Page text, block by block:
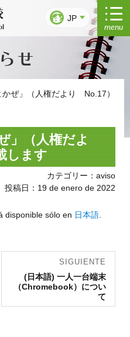
JP
menu
せ
ぜ」（人権だより No.17）
」（人権だよ
します
カテゴリー：aviso
投稿日：19 de enero de 2022
disponible sólo en 日本語
SIGUIENTE
Entrada
siguiente:
(日本語) 一人一台端末
（Chromebook）につい
て